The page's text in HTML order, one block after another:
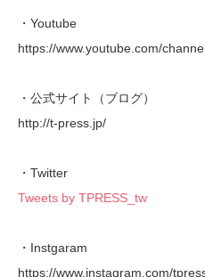
・Youtube
https://www.youtube.com/
・公式サイト（ブログ）
http://t-press.jp/
・Twitter
Tweets by TPRESS_tw
・Instgaram
https://www.instagram.com/